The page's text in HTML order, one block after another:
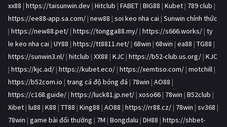
xx88 | https://taisunwin.dev | Hitclub | FABET | BIG88 | Kubet | 789 club |
https://ee88-app.sa.com/ | new88 | soi keo nha cai | Sunwin chính thức
| https://new88.pet/ | https://tongga88.my/ | https://s666.works/ | ty
le keo nha cai | UY88 | https://tt8811.net/ | 68win | 68win | ea88 | TG88 |
https://sunwin3.nl/ | hitclub | XX88 | KJC | https://b52-club.us.org/ | KJC
| https://kjc.ad/ | https://kubet.eco/ | https://xemtiso.com/ | motchill |
https://b52com.io | trang cá độ bóng đá | 78win | AO88 |
https://c168.guide/ | https://luck81.jp.net/ | xoso66 | 78win | B52club |
Xibet | lu88 | K88 | TT88 | King88 | AO88 | https://rr88.cz/ | 78win | sv368 |
78win | game bài đổi thưởng | 7M | Bongdalu | DH88 | https://shbet-